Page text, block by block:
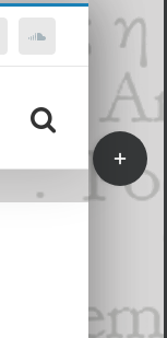
SoundCloud
Bascule
de
la
barre